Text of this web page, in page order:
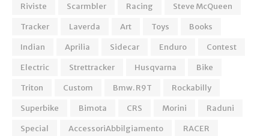
Riviste
Scarmbler Racing
Steve McQueen
Tracker
Laverda Art Toys
Books
Indian
Aprilia Sidecar Enduro
Contest
Electric
Strettracker Husqvarna
Bike
Triton
Custom Bmw. R9T
Rockabilly
Superbike
Bimota CRS Morini
Raduni
Special
AccessoriAbbilgiamento
RACER